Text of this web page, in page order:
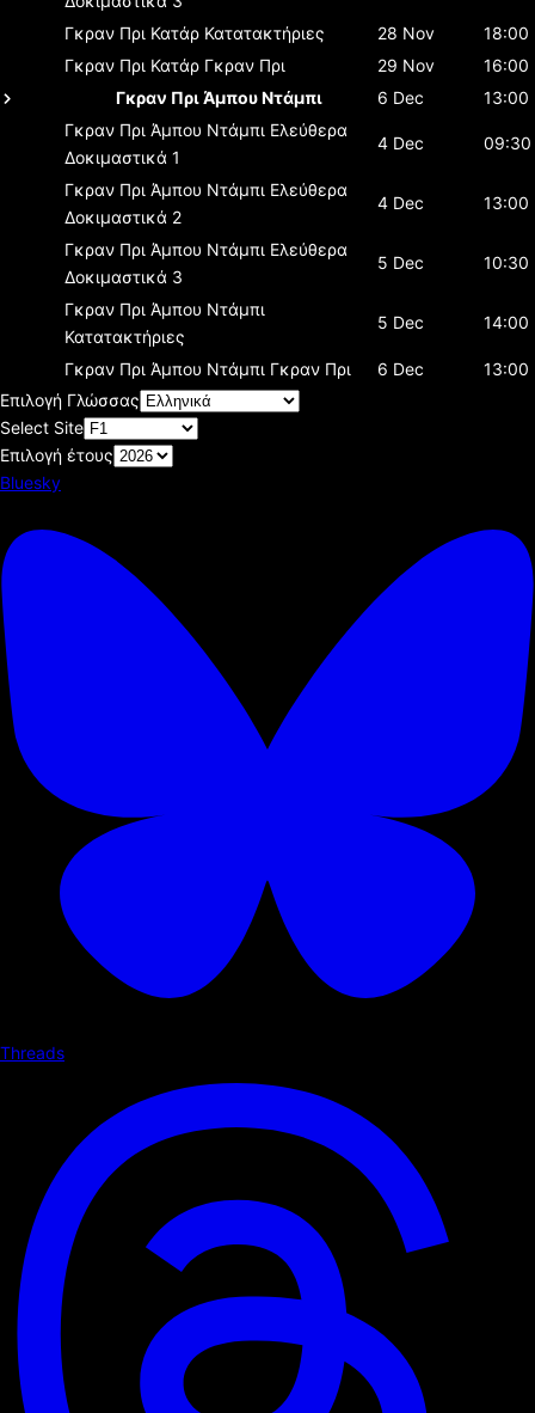
Γκραν Πρι Κατάρ Κατατακτήριες 28 Nov
18:00
Γκραν Πρι Κατάρ Γκραν Πρι 29 Nov
16:00
Γκραν Πρι Άμπου Ντάμπι
6 Dec
13:00
Γκραν Πρι Άμπου Ντάμπι Ελεύθερα
Δοκιμαστικά 1
4 Dec 09:30
Γκραν Πρι Άμπου Ντάμπι Ελεύθερα
Δοκιμαστικά 2
4 Dec 13:00
Γκραν Πρι Άμπου Ντάμπι Ελεύθερα
Δοκιμαστικά 3
5 Dec 10:30
Γκραν Πρι Άμπου Ντάμπι
Κατατακτήριες
5 Dec 14:00
Γκραν Πρι Άμπου Ντάμπι Γκραν Πρι 6 Dec
13:00
Επιλογή Γλώσσας
Select Site
Επιλογή έτους
Bluesky
Threads